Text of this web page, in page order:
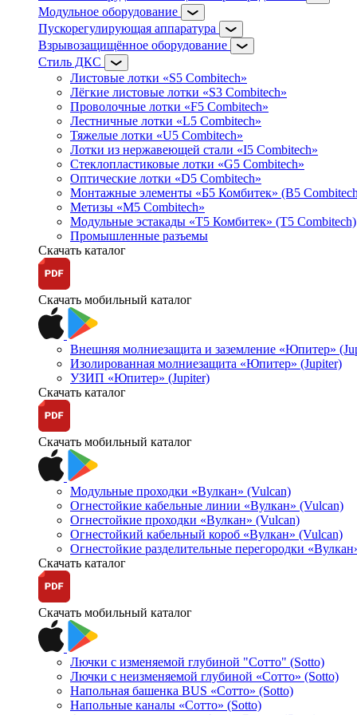
Модульное оборудование
Пускорегулирующая аппаратура
Взрывозащищённое оборудование
Стиль ДКС
Листовые лотки «S5 Combitech»
Лёгкие листовые лотки «S3 Combitech»
Проволочные лотки «F5 Combitech»
Лестничные лотки «L5 Combitech»
Тяжелые лотки «U5 Combitech»
Лотки из нержавеющей стали «I5 Combitech»
Стеклопластиковые лотки «G5 Combitech»
Оптические лотки «D5 Combitech»
Монтажные элементы «Б5 Комбитек» (B5
Метизы «M5 Combitech»
Модульные эстакады «Т5 Комбитек» (T5 Combitech)
Промышленные разъемы
Скачать каталог
Скачать мобильный каталог
Внешняя молниезащита и заземление «Юпитер»
Изолированная молниезащита «Юпитер» (Jupiter)
УЗИП «Юпитер» (Jupiter)
Скачать каталог
Скачать мобильный каталог
Модульные проходки «Вулкан» (Vulcan)
Огнестойкие кабельные линии «Вулкан» (Vulcan)
Огнестойкие проходки «Вулкан» (Vulcan)
Огнестойкий кабельный короб «Вулкан» (Vulcan)
Огнестойкие разделительные перегородки
Скачать каталог
Скачать мобильный каталог
Лючки с изменяемой глубиной "Сотто" (Sotto)
Лючки с неизменяемой глубиной «Сотто» (Sotto)
Напольная башенка BUS «Сотто» (Sotto)
Напольные каналы «Сотто» (Sotto)